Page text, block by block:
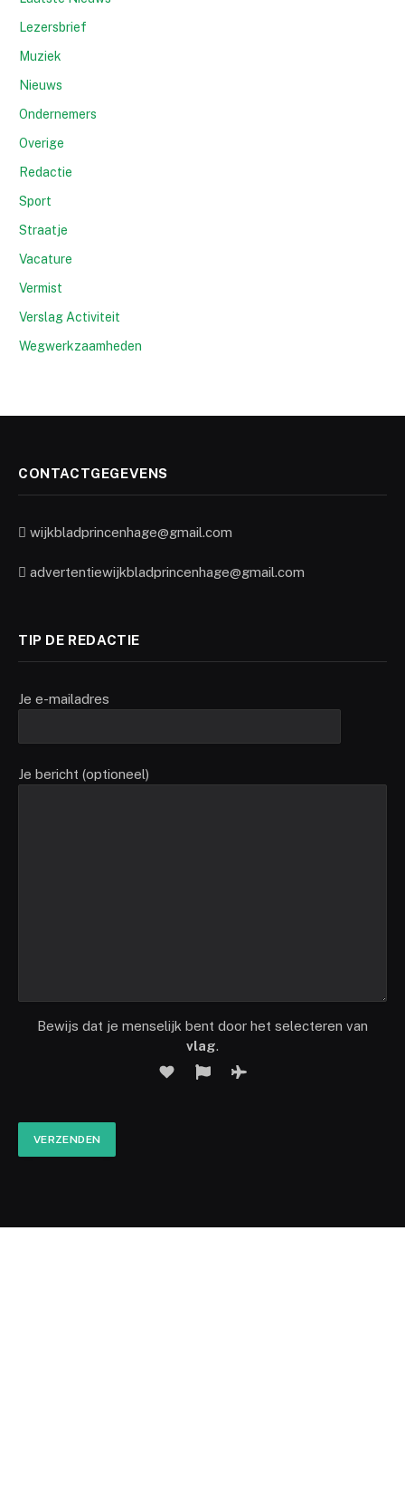
Lezersbrief
Muziek
Nieuws
Ondernemers
Overige
Redactie
Sport
Straatje
Vacature
Vermist
Verslag Activiteit
Wegwerkzaamheden
CONTACTGEGEVENS
wijkbladprincenhage@gmail.com
advertentiewijkbladprincenhage@gmail.com
TIP DE REDACTIE
Je e-mailadres
Je bericht (optioneel)
Bewijs dat je menselijk bent door het selecteren van
vlag.